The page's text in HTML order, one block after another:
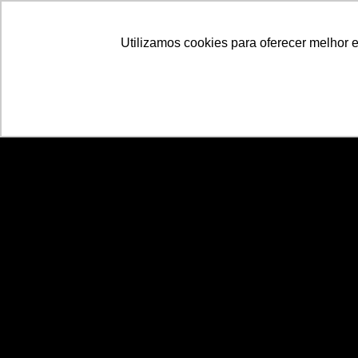
Utilizamos cookies para oferecer melhor
Utilizamos cookies para oferecer melhor